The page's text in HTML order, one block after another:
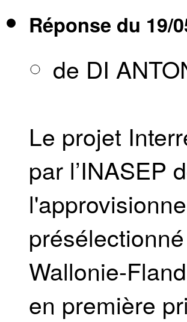
Réponse du 19/
de DI
Le projet
par l’INASEP
Wallonie-
en première